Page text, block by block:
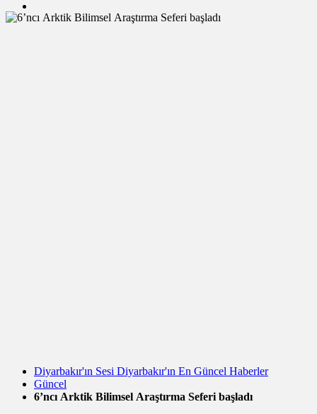
Diyarbakır'ın Sesi Diyarbakır'ın En Güncel Haberler
Güncel
6’ncı Arktik Bilimsel Araştırma Seferi başladı